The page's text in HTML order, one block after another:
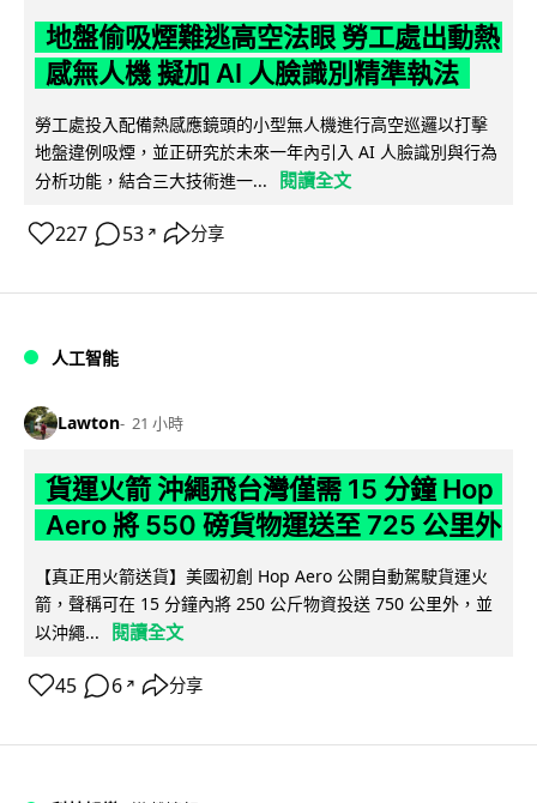
地盤偷吸煙難逃高空法眼 勞工處出動熱
感無人機 擬加 AI 人臉識別精準執法
勞工處投入配備熱感應鏡頭的小型無人機進行高空巡邏以打擊
地盤違例吸煙，並正研究於未來一年內引入 AI 人臉識別與行為
分析功能，結合三大技術進一...
閱讀全文
227 53 ↗ 分享
人工智能
Lawton 21 小時
貨運火箭 沖繩飛台灣僅需 15 分鐘 Hop
Aero 將 550 磅貨物運送至 725 公里外
【真正用火箭送貨】美國初創 Hop Aero 公開自動駕駛貨運火
箭，聲稱可在 15 分鐘內將 250 公斤物資投送 750 公里外，並
以沖繩...
閱讀全文
45 6 ↗ 分享